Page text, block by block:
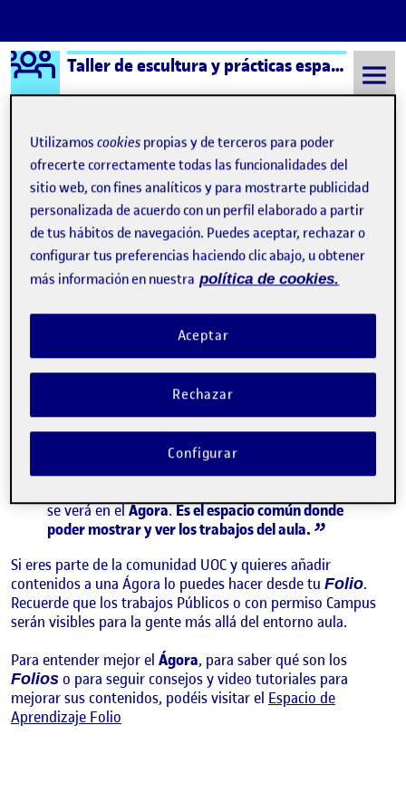
Saltar al contenido
Logo Ágora Taller de escultura y prácticas espaciales aula 2
Semestre 20212 - Aula 2 ¿Qué es una Ágora?
¿Qué es una Ágora?
Visibilidad:
Pública -Fecha de publicación
17 Sep 20198 septiembre, 2021 11:19 pm
Hola! : D Esta página de presentación se ha generado
automáticamente.
Una Ágora pertenece a un aula de la UOC y
recoge los contenidos que los y las estudiantes
publican en sus espacios personales, llamados
. Si los y las compañeras publican algo, lo
asocian a una actividad del aula y le dan permiso
se verá en elÁgora.Es el espacio común donde
poder mostrar y ver los trabajos del aula.
Si eres parte de la comunidad UOC y quieres añadir
contenidos a una Ágora lo puedes hacer desde tu Folio.
Recuerde que los trabajos Públicos o con permiso Campus
serán visibles para la gente más allá del entorno aula.
Para entender mejor el Ágora, para saber qué son los
Folios o para seguir consejos y video tutoriales para
mejorar sus contenidos, podéis visitar el Espacio de
Aprendizaje Folio
Utilizamoscookies propias y de terceros para poder
ofrecerte correctamente todas las funcionalidades del
sitio web, con fines analíticos y para mostrarte publicidad
personalizada de acuerdo con un perfil elaborado a partir
de tus hábitos de navegación. Puedes aceptar, rechazar o
configurar tus preferencias haciendo clic abajo, u obtener
más información en nuestra política de cookies.
Rechazar
Aceptar
Configurar